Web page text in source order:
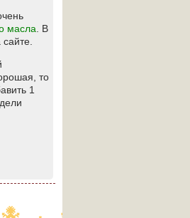
масла . В
то
1